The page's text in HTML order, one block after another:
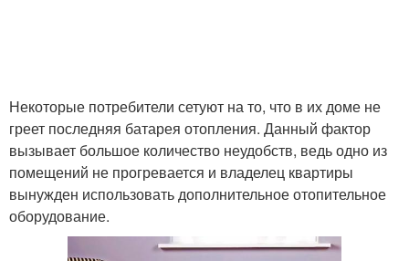
Некоторые потребители сетуют на то, что в их доме не
греет последняя батарея отопления. Данный фактор
вызывает большое количество неудобств, ведь одно из
помещений не прогревается и владелец квартиры
вынужден использовать дополнительное отопительное
оборудование.